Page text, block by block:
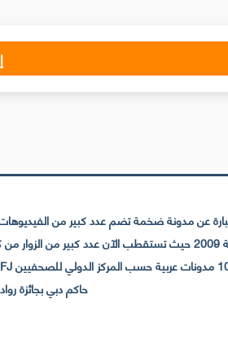
عن مدونة ضخمة تضم عدد كبير من
حاكم دبي بجائزة رواد التواصل